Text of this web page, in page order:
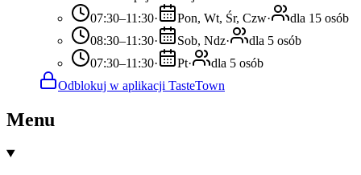
07:30–11:30· Pon, Wt, Śr, Czw·
dla 15 osób
08:30–11:30· Sob, Ndz·
dla 5 osób
07:30–11:30· Pt·
dla 5 osób
Odblokuj w aplikacji TasteTown
Menu